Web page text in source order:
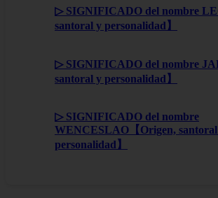
▷ SIGNIFICADO del nombre
santoral y personalidad】
▷ SIGNIFICADO del nombre
santoral y personalidad】
▷ SIGNIFICADO del nombre
WENCESLAO【Origen,
personalidad】